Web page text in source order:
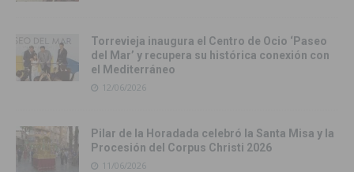
Torrevieja inaugura el Centro de Ocio ‘Paseo
del Mar’ y recupera su histórica conexión con
el Mediterráneo
12/06/2026
Pilar de la Horadada celebró la Santa Misa y la
Procesión del Corpus Christi 2026
11/06/2026